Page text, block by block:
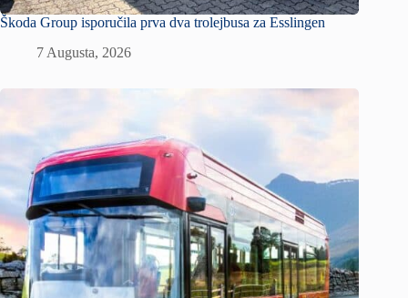
Škoda Group isporučila prva dva trolejbusa za Esslingen
7 Augusta, 2026